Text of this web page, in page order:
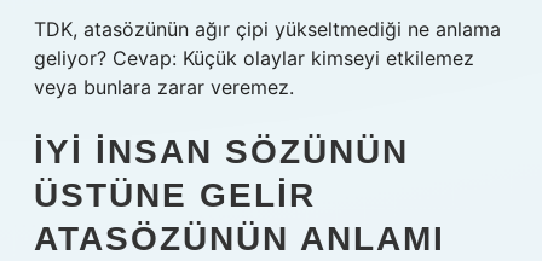
TDK, atasözünün ağır çipi yükseltmediği ne anlama
geliyor? Cevap: Küçük olaylar kimseyi etkilemez
veya bunlara zarar veremez.
İYI INSAN SÖZÜNÜN
ÜSTÜNE GELIR
ATASÖZÜNÜN ANLAMI